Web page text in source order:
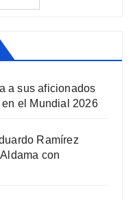
a sus aficionados
el Mundial 2026
Ramírez
con